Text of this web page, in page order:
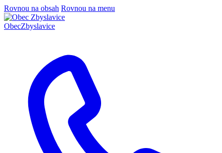
Rovnou na obsah Rovnou na menu
ObecZbyslavice